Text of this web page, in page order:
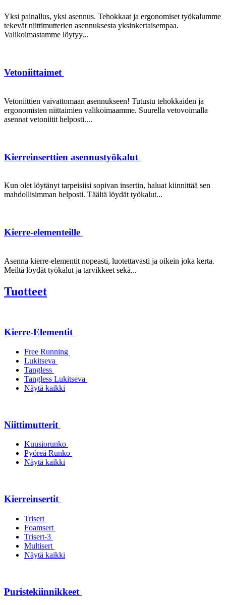
Yksi painallus, yksi asennus. Tehokkaat ja ergonomiset työkalumme
tekevät niittimutterien asennuksesta yksinkertaisempaa.
Valikoimastamme löytyy...
Vetoniittaimet
Vetoniittien vaivattomaan asennukseen! Tutustu tehokkaiden ja
ergonomisten niittaimien valikoimaamme. Suurella vetovoimalla
asennat vetoniitit helposti....
Kierreinserttien asennustyökalut
Kun olet löytänyt tarpeisiisi sopivan insertin, haluat kiinnittää sen
mahdollisimman helposti. Täältä löydät työkalut...
Kierre-elementeille
Asenna kierre-elementit nopeasti, luotettavasti ja oikein joka kerta.
Meiltä löydät työkalut ja tarvikkeet sekä...
Tuotteet
Kierre-Elementit
Free Running
Lukitseva
Tangless
Tangless Lukitseva
Näytä kaikki
Niittimutterit
Kuusiorunko
Pyöreä Runko
Näytä kaikki
Kierreinsertit
Trisert
Foamsert
Trisert-3
Multisert
Näytä kaikki
Puristekiinnikkeet